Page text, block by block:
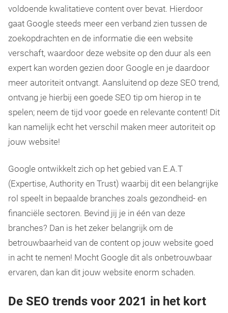
voldoende kwalitatieve content over bevat. Hierdoor
gaat Google steeds meer een verband zien tussen de
zoekopdrachten en de informatie die een website
verschaft, waardoor deze website op den duur als een
expert kan worden gezien door Google en je daardoor
meer autoriteit ontvangt. Aansluitend op deze SEO trend,
ontvang je hierbij een goede SEO tip om hierop in te
spelen; neem de tijd voor goede en relevante content! Dit
kan namelijk echt het verschil maken meer autoriteit op
jouw website!
Google ontwikkelt zich op het gebied van E.A.T
(Expertise, Authority en Trust) waarbij dit een belangrijke
rol speelt in bepaalde branches zoals gezondheid- en
financiële sectoren. Bevind jij je in één van deze
branches? Dan is het zeker belangrijk om de
betrouwbaarheid van de content op jouw website goed
in acht te nemen! Mocht Google dit als onbetrouwbaar
ervaren, dan kan dit jouw website enorm schaden.
De SEO trends voor 2021 in het kort